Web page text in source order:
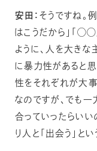
安田：そうですね
はこうだから」「
ように、人を大きな
に暴力性があると
性をそれぞれが大
なのですが、でも
合っていったらいい
り人と「出会う」と